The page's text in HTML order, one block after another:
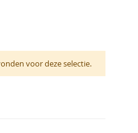
voor deze selectie.